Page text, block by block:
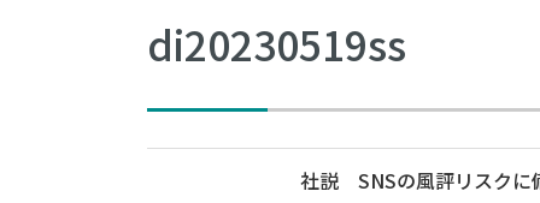
di20230519ss
社説 SNSの風評リスクに